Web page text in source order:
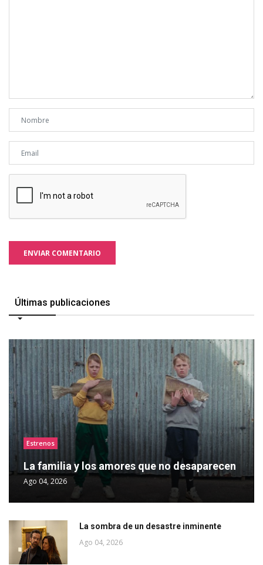
ENVIAR COMENTARIO
Últimas publicaciones
Estrenos
La familia y los amores que no desaparecen
Ago 04, 2026
La sombra de un desastre inminente
Ago 04, 2026